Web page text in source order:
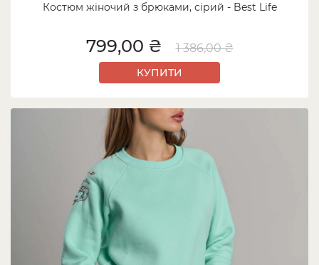
Костюм жіночий з брюками, сірий - Best Life
799,00 ₴ 1 386,00 ₴
КУПИТИ